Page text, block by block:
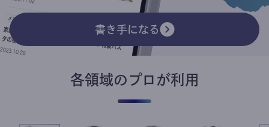
書き手になる
各領域のプロが利用